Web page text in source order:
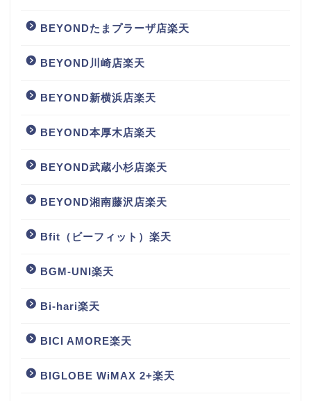
BEYONDたまプラーザ店楽天
BEYOND川崎店楽天
BEYOND新横浜店楽天
BEYOND本厚木店楽天
BEYOND武蔵小杉店楽天
BEYOND湘南藤沢店楽天
Bfit（ビーフィット）楽天
BGM‐UNI楽天
Bi-hari楽天
BICI AMORE楽天
BIGLOBE WiMAX 2+楽天